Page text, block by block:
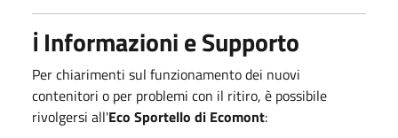
ℹ️ Informazioni e Supporto
Per chiarimenti sul funzionamento dei nuovi
contenitori o per problemi con il ritiro, è possibile
rivolgersi all'Eco Sportello di Ecomont: